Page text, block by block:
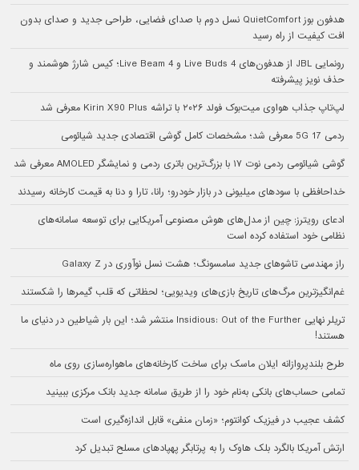
هدفون بوز QuietComfort نسل دوم با صدای فضایی، طراحی جدید و صدای بدون
افت کیفیت از راه رسید
رونمایی JBL از هدفون‌های Live Buds 4 و Live Beam 4؛ کیس شارژ هوشمند و
حذف نویز پیشرفته
لپ‌تاپ جذاب هواوی میت‌بوک فولد ۲۰۲۶ با تراشه Kirin X90 Plus معرفی شد
ردمی 17 5G معرفی شد؛ مشخصات کامل گوشی اقتصادی جدید شیائومی
گوشی شیائومی ردمی نوت ۱۷ با بزرگ‌ترین باتری ردمی و نمایشگر AMOLED معرفی شد
خداحافظی با سودهای میلیونی در بازار خودرو؛ رانا، تارا و دنا به قیمت کارخانه رسیدند
ادعای رویترز: چین از مدل‌های هوش مصنوعی آمریکایی برای توسعه سامانه‌های
نظامی خود استفاده کرده است
راز مهندسی تاشوهای جدید سامسونگ؛ هشت نسل نوآوری در Galaxy Z
غم‌انگیزترین مرگ‌های تاریخ بازی‌های ویدیویی؛ لحظاتی که قلب گیمرها را شکستند
تریلر نهایی Insidious: Out of the Further منتشر شد؛ این بار شیاطین در دنیای ما
هستند!
طرح بلندپروازانه ایلان ماسک برای ساخت کارخانه‌های ماهواره‌سازی روی ماه
تمامی حساب‌های بانکی به‌نام خود را از طریق سامانه جدید بانک مرکزی ببینید
کشف عجیب در فیزیک کوانتوم؛ «زمان منفی» قابل اندازه‌گیری است
ارتش آمریکا بالگرد بلک هاوک را به پرتابگر پهپادهای مسلح تبدیل کرد